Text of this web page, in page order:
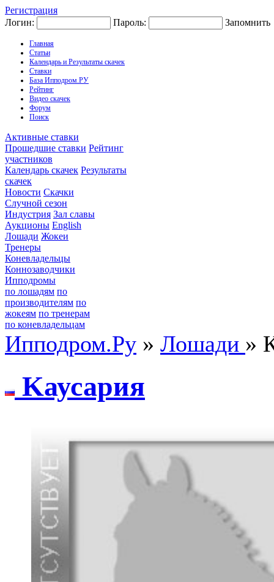
Регистрация
Логин:
Пароль: Запомнить
Главная
Статьи
Календарь и Результаты скачек
Ставки
База Ипподром.РУ
Рейтинг
Видео скачек
Форум
Поиск
Активные ставки
Прошедшие ставки Рейтинг
участников
Календарь скачек Результаты
скачек
Новости Скачки
Случной сезон
Индустрия Зал славы
Аукционы English
Лошади Жокеи
Тренеры
Коневладельцы
Коннозаводчики
Ипподромы
по лошадям по
производителям по
жокеям по тренерам
по коневладельцам
Ипподром.Ру » Лошади »
Kаусаpия